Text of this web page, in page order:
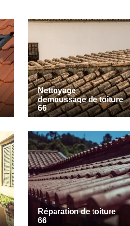
Nettoyage
demoussage de toiture
66
Réparation de toiture
66